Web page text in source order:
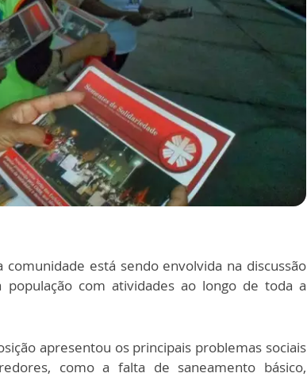
comunidade está sendo envolvida na discussão
com atividades ao longo de toda a
apresentou os principais problemas sociais
como a falta de saneamento básico,